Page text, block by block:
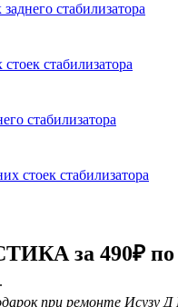
стабилизатора
стабилизатора
стабилизатора
стоек стабилизатора
за 490₽ по
.
при ремонте Исузу